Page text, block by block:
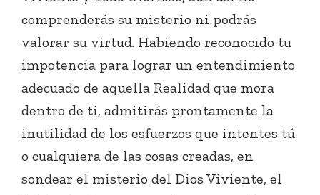
comprenderás su misterio ni podrás
valorar su virtud. Habiendo reconocido tu
impotencia para lograr un entendimiento
adecuado de aquella Realidad que mora
dentro de ti, admitirás prontamente la
inutilidad de los esfuerzos que intentes tú
o cualquiera de las cosas creadas, en
sondear el misterio del Dios Viviente, el